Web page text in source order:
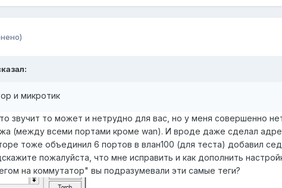
и микротик
звучит то может и нетрудно для вас, но у меня совершенно
(между всеми портами кроме wan). И вроде даже сделал
тоже объединил 6 портов в влан100 (для теста) добавил
пожалуйста, что мне исправить и как дополнить
на коммутатор" вы подразумевали эти самые теги?